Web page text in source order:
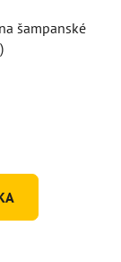
šampanské